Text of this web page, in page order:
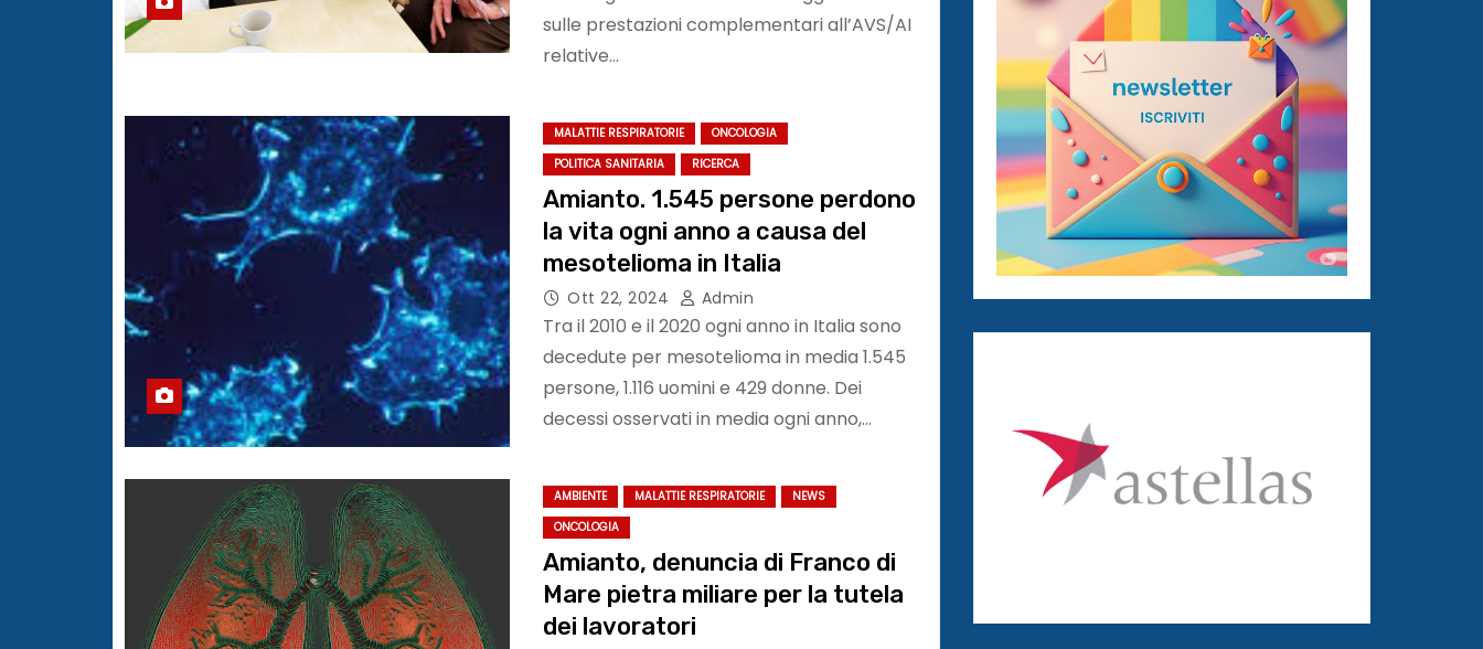
sulle prestazioni complementari all’AVS/AI
relative…
MALATTIE RESPIRATORIE
ONCOLOGIA
POLITICA SANITARIA
RICERCA
Amianto. 1.545 persone perdono
la vita ogni anno a causa del
mesotelioma in Italia
Ott 22, 2024 Admin
Tra il 2010 e il 2020 ogni anno in Italia sono
decedute per mesotelioma in media 1.545
persone, 1.116 uomini e 429 donne. Dei
decessi osservati in media ogni anno,…
AMBIENTE MALATTIE RESPIRATORIE
NEWS
ONCOLOGIA
Amianto, denuncia di Franco di
Mare pietra miliare per la tutela
dei lavoratori